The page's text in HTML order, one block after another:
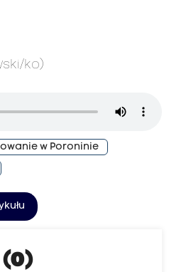
ko)
w Poroninie
(0)